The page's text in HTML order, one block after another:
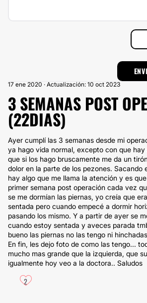
17 ene 2020 · Actualización: 10 oct 2023
3 SEMANAS POST
(22DIAS)
Ayer cumplí las 3 semanas desde mi
ya hago vida normal, excepto con que
que si los hago bruscamente me da un
dolor en la parte de los pezones. Sacando
hay algo que me llama la atención y es
primer semana post operación cada vez
se me dormían las piernas, yo creía que
sentada pero cuando empecé a dormir
pasando los mismo. Y a partir de ayer se
cuando estoy sentada y aveces parada
bueno las piernas no las tengo ni
En fin, les dejo foto de como las tengo...
mucho mas grande que la izquierda, que
igualmente hoy veo a la doctora.. Saludos
2